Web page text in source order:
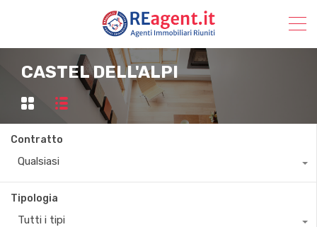
CASTEL DELL'ALPI
Contratto
Qualsiasi
Tipologia
Tutti i tipi